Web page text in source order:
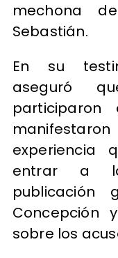
mechona
Sebastián.
En su
aseguró
experiencia
entrar a la
publicación
Concepción
sobre los